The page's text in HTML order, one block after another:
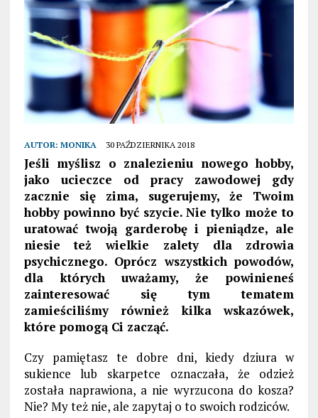
AUTOR: MONIKA 30 PAŹDZIERNIKA 2018
Jeśli myślisz o znalezieniu nowego hobby,
jako ucieczce od pracy zawodowej gdy
zacznie się zima, sugerujemy, że Twoim
hobby powinno być szycie. Nie tylko może to
uratować twoją garderobę i pieniądze, ale
niesie też wielkie zalety dla zdrowia
psychicznego. Oprócz wszystkich powodów,
dla których uważamy, że powinieneś
zainteresować się tym tematem
zamieściliśmy również kilka wskazówek,
które pomogą Ci zacząć.
Czy pamiętasz te dobre dni, kiedy dziura w
sukience lub skarpetce oznaczała, że ​​odzież
została naprawiona, a nie wyrzucona do kosza?
Nie? My też nie, ale zapytaj o to swoich rodziców.